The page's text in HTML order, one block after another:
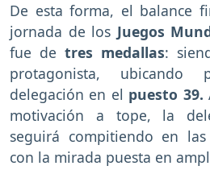
De esta forma, el balance
jornada de los Juegos
fue de tres medallas:
protagonista, ubicando
delegación en el puesto 39.
motivación a tope, la
seguirá compitiendo en las
con la mirada puesta en